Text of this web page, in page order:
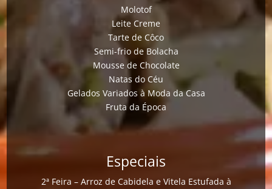
Molotof
Leite Creme
Tarte de Côco
Semi-frio de Bolacha
Mousse de Chocolate
Natas do Céu
Gelados Variados à Moda da Casa
Fruta da Época
Especiais
2ª Feira – Arroz de Cabidela e Vitela Estufada à